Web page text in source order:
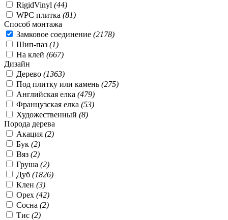
RigidVinyl (44)
WPC плитка (81)
Способ монтажа
Замковое соединение (2178)
Шип-паз (1)
На клей (667)
Дизайн
Дерево (1363)
Под плитку или камень (275)
Английская елка (479)
Французская елка (53)
Художественный (8)
Порода дерева
Акация (2)
Бук (2)
Вяз (2)
Груша (2)
Дуб (1826)
Клен (3)
Орех (42)
Сосна (2)
Тис (2)